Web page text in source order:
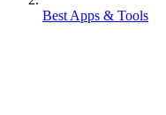
Best Apps & Tools